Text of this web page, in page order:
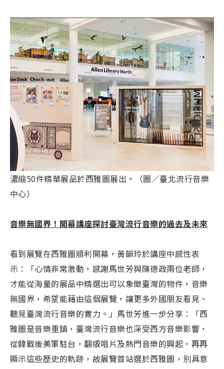
濃縮50件精華展品於西雅圖展出。（圖／臺北流行音樂
中心）
音樂無國界！開幕講座探討臺灣流行音樂的過去及未來
看到展覽在西雅圖順利開幕，黃韻玲於講座中感性表
示：「心情非常激動，感謝馬世芳與陳德政兩位老師，
才能從海量的展品中精選出可以象徵臺灣的物件，音樂
無國界，希望能藉由這個展覽，讓更多外國朋友看見、
聽見臺灣流行音樂的實力。」馬世芳進一步分享：「西
雅圖是音樂重鎮，臺灣流行音樂也深受西方音樂影響，
從韓戰後美軍駐台，翻版唱片及熱門音樂的興起，再再
顯示這些歷史的軌跡，故展覽首站選於西雅圖，別具意